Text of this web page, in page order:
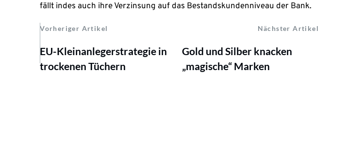
fällt indes auch ihre Verzinsung auf das Bestandskundenniveau der Bank.
Vorheriger Artikel Nächster Artikel
EU-Kleinanlegerstrategie in
trockenen Tüchern
Gold und Silber knacken
„magische“ Marken